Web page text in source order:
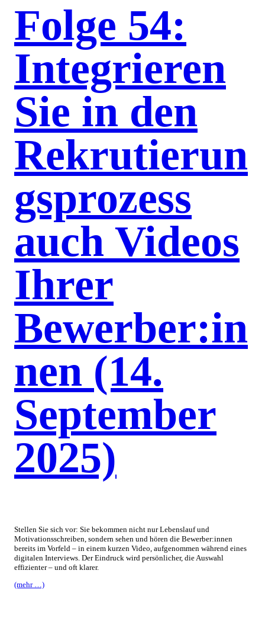
Folge 54:
Integrieren
Sie in den
Rekrutierun
gsprozess
auch Videos
Ihrer
Bewerber:in
nen (14.
September
2025)
Stellen Sie sich vor: Sie bekommen nicht nur Lebenslauf und
Motivationsschreiben, sondern sehen und hören die Bewerber:innen
bereits im Vorfeld – in einem kurzen Video, aufgenommen während eines
digitalen Interviews. Der Eindruck wird persönlicher, die Auswahl
effizienter – und oft klarer.
(mehr …)